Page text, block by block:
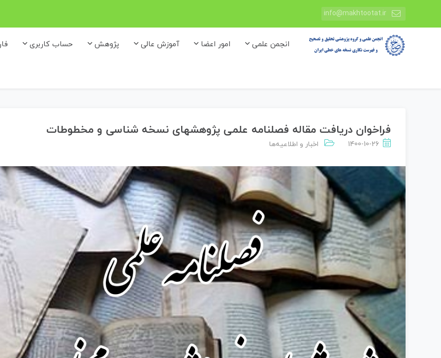
info@makhtootat.ir
انجمن علمی امور اعضا آموزش عالی پژوهش حساب کاربری
فراخوان دریافت مقاله فصلنامه علمی پژوهشهای نسخه شناسی و مخطوطات
1400-10-26 اخبار و اطلاعیه‌ها